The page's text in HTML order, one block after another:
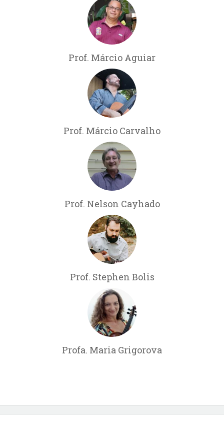
Prof. Márcio Aguiar
Prof. Márcio Carvalho
Prof. Nelson Cayhado
Prof. Stephen Bolis
Profa. Maria Grigorova